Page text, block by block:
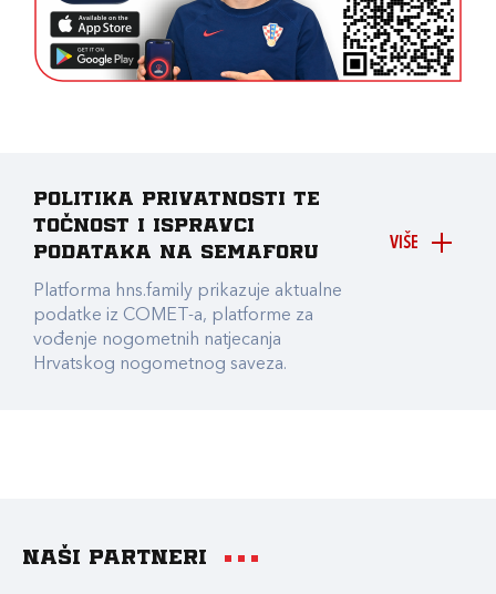
VIŠE
Politika privatnosti te
točnost i ispravci
podataka na Semaforu
Platforma hns.family prikazuje aktualne
podatke iz COMET-a, platforme za
vođenje nogometnih natjecanja
Hrvatskog nogometnog saveza.
Naši partneri